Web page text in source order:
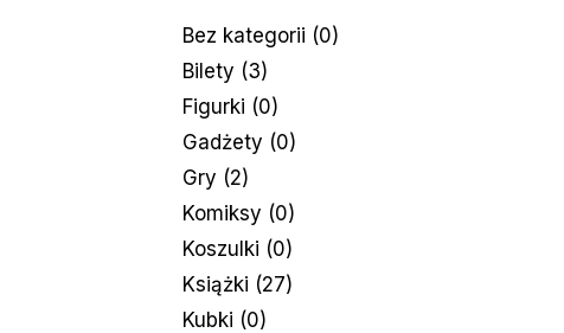
Bez kategorii (0)
Bilety (3)
Figurki (0)
Gadżety (0)
Gry (2)
Komiksy (0)
Koszulki (0)
Książki (27)
Kubki (0)